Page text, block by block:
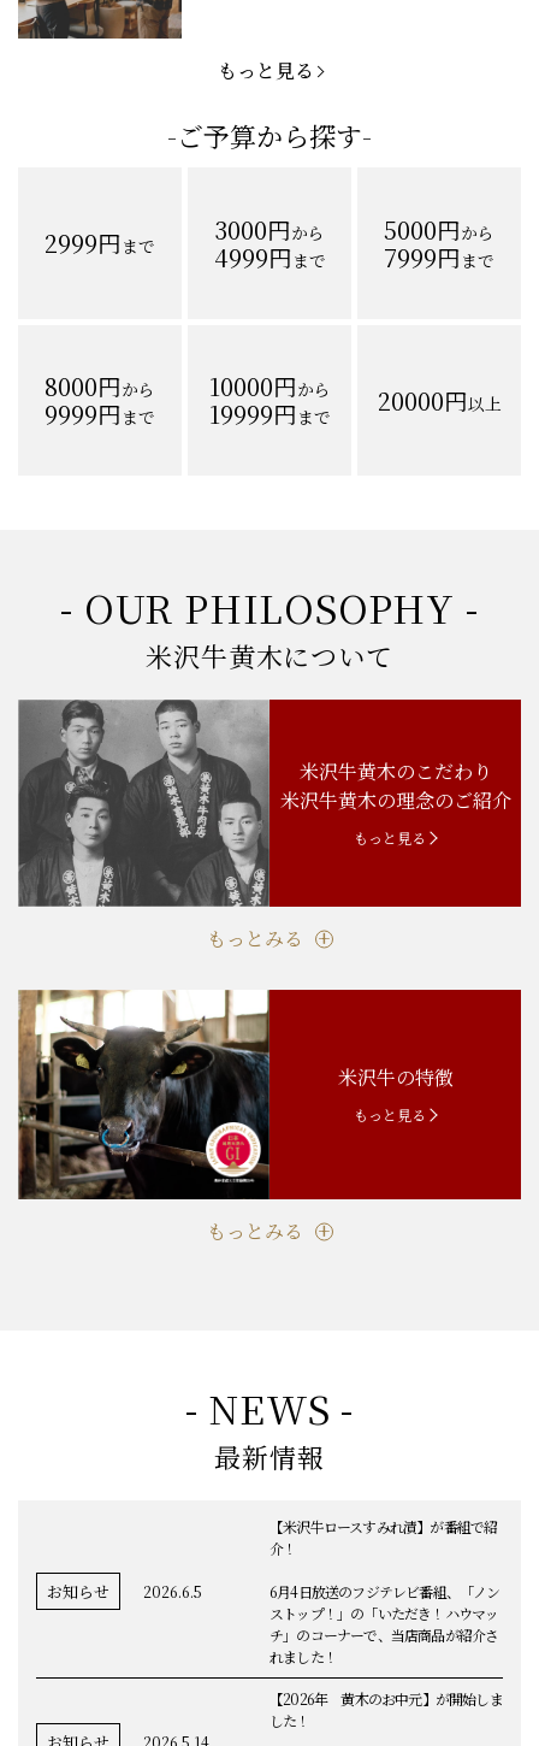
もっと見る
-ご予算から探す-
2999円まで 3000円から
4999円まで
5000円から
7999円まで
8000円から
9999円まで
10000円から
19999円まで 20000円以上
- OUR PHILOSOPHY -
米沢牛黄木について
米沢牛黄木のこだわり
米沢牛黄木の理念のご紹介
もっと見る
もっとみる
米沢牛の特徴
もっと見る
もっとみる
- NEWS -
最新情報
お知らせ 2026.6.5
【米沢牛ロースすみれ漬】が番組で紹
介！
6月4日放送のフジテレビ番組、「ノン
ストップ！」の「いただき！ハウマッ
チ」のコーナーで、当店商品が紹介さ
れました！
2026.5.14
【2026年 黄木のお中元】が開始しま
した！